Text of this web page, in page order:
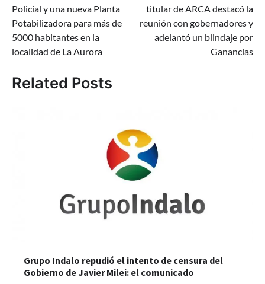
entradas
Policial y una nueva Planta
Potabilizadora para más de
5000 habitantes en la
localidad de La Aurora
titular de ARCA destacó la
reunión con gobernadores y
adelantó un blindaje por
Ganancias
Related Posts
Grupo Indalo repudió el intento de censura del
Gobierno de Javier Milei: el comunicado